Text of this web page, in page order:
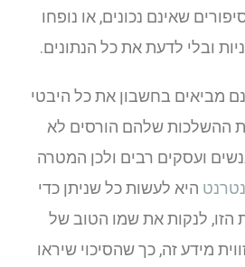
שאינם נכונים, או נופחו
ובלי לדעת את כל הנתונים.
מביאים בחשבון את כל היבטי
ההשלכות שלהם הורסים לא
ועסקים רבים ולכן המטרה
היא לעשות כל שניתן כדי
הזו, לנקות את שמו הטוב של
מידע זה, כך שהסיכוי שיראו